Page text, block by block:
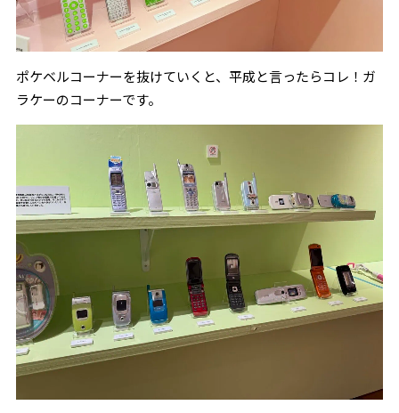
ポケベルコーナーを抜けていくと、平成と言ったらコレ！ガ
ラケーのコーナーです。